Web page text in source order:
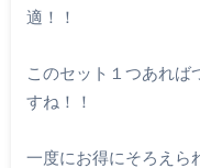
適！！
このセット１つあれば
すね！！
一度にお得にそろえら